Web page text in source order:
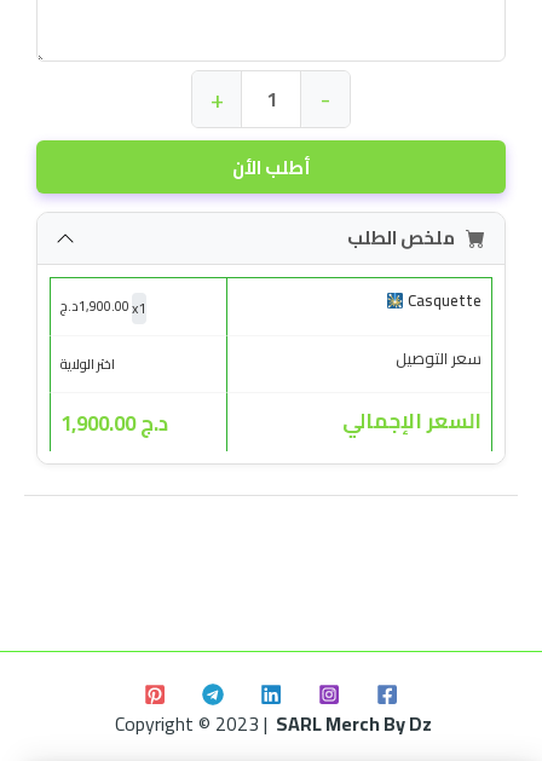
أطلب الأن
-
+
ملخص الطلب
Casquette
x1
1,900.00د.ج
سعر التوصيل اختر الولاية
السعر الإجمالي د.ج 1,900.00
Copyright © 2023 | SARL Merch By Dz